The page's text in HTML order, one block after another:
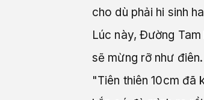
cho dù phải hi sinh
Lúc này, Đường
sẽ mừng rỡ như điên.
"Tiên thiên 10cm đã